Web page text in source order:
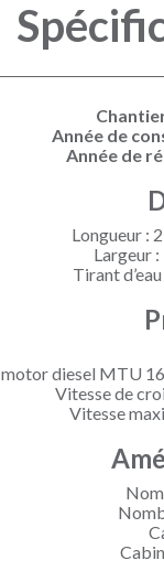
Année de
Année de
Longueur :
Largeur
Tirant
motor diesel MTU
Vitesse de
Vitesse